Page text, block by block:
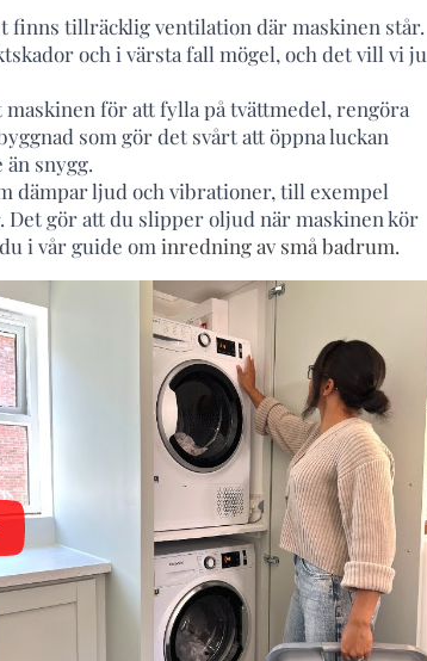
finns tillräcklig ventilation där maskinen står.
och i värsta fall mögel, och det vill vi ju
för att fylla på tvättmedel, rengöra
som gör det svårt att öppna luckan
snygg.
dämpar ljud och vibrationer, till exempel
gör att du slipper oljud när maskinen kör
i vår guide om inredning av små badrum.